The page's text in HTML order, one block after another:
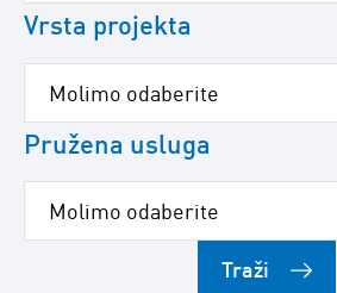
Vrsta projekta
Pružena usluga
Traži